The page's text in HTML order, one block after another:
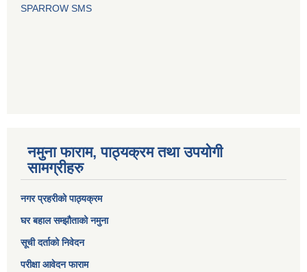
SPARROW SMS
नमुना फाराम, पाठ्यक्रम तथा उपयोगी
सामग्रीहरु
नगर प्रहरीको पाठ्यक्रम
घर बहाल सम्झौताको नमुना
सूची दर्ताको निवेदन
परीक्षा आवेदन फाराम